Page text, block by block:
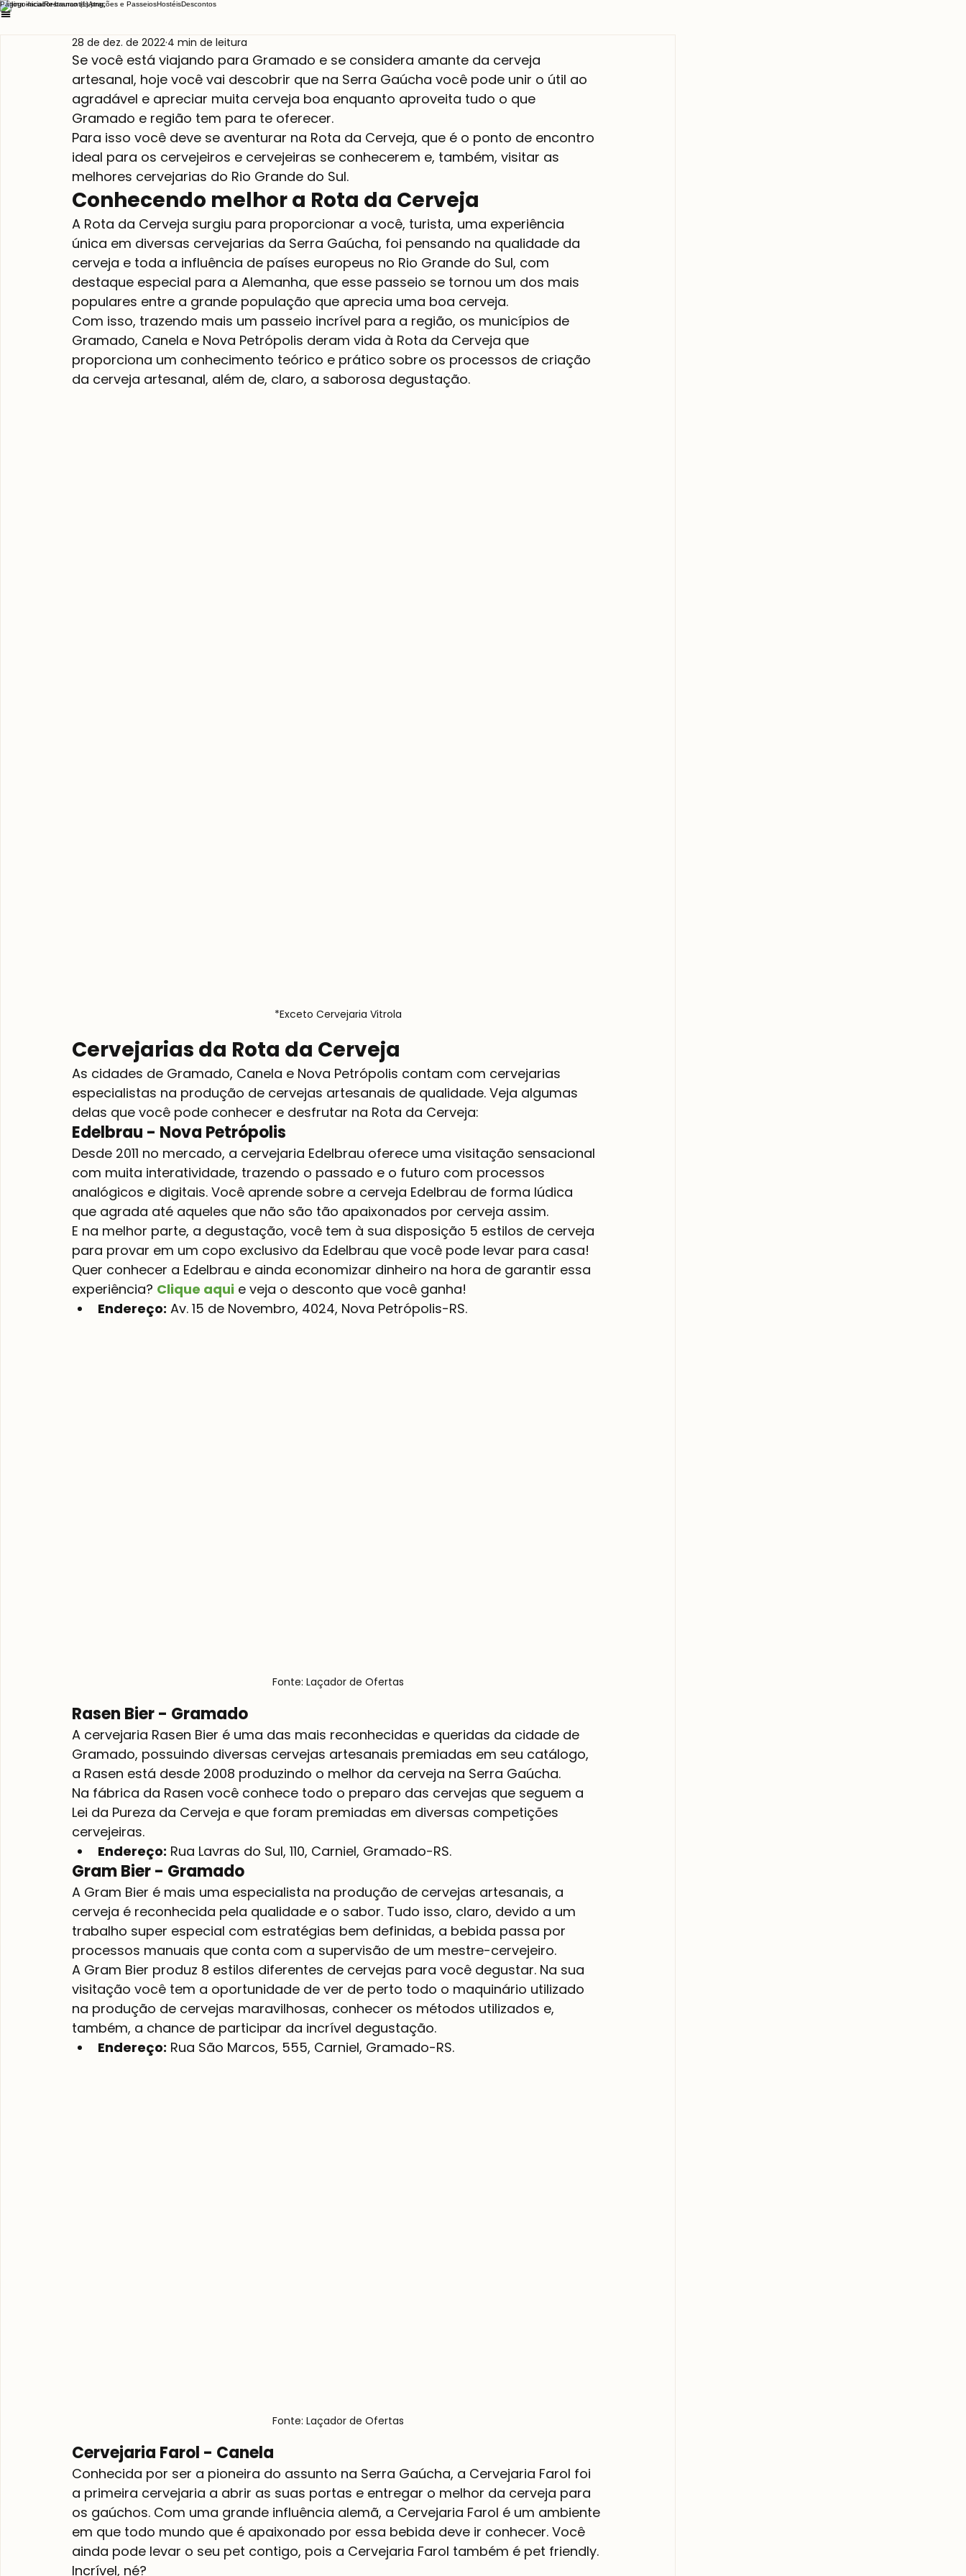
Página inicialRestaurantesAtrações e PasseiosHostéisDescontos
28 de dez. de 2022 4 min de leitura
Se você está viajando para Gramado e se considera amante da cerveja
artesanal, hoje você vai descobrir que na Serra Gaúcha você pode unir o útil ao
agradável e apreciar muita cerveja boa enquanto aproveita tudo o que
Gramado e região tem para te oferecer.
Para isso você deve se aventurar na Rota da Cerveja, que é o ponto de encontro
ideal para os cervejeiros e cervejeiras se conhecerem e, também, visitar as
melhores cervejarias do Rio Grande do Sul.
Conhecendo melhor a Rota da Cerveja
A Rota da Cerveja surgiu para proporcionar a você, turista, uma experiência
única em diversas cervejarias da Serra Gaúcha, foi pensando na qualidade da
cerveja e toda a influência de países europeus no Rio Grande do Sul, com
destaque especial para a Alemanha, que esse passeio se tornou um dos mais
populares entre a grande população que aprecia uma boa cerveja.
Com isso, trazendo mais um passeio incrível para a região, os municípios de
Gramado, Canela e Nova Petrópolis deram vida à Rota da Cerveja que
proporciona um conhecimento teórico e prático sobre os processos de criação
da cerveja artesanal, além de, claro, a saborosa degustação.
*Exceto Cervejaria Vitrola
Cervejarias da Rota da Cerveja
As cidades de Gramado, Canela e Nova Petrópolis contam com cervejarias
especialistas na produção de cervejas artesanais de qualidade. Veja algumas
delas que você pode conhecer e desfrutar na Rota da Cerveja:
Edelbrau - Nova Petrópolis
Desde 2011 no mercado, a cervejaria Edelbrau oferece uma visitação sensacional
com muita interatividade, trazendo o passado e o futuro com processos
analógicos e digitais. Você aprende sobre a cerveja Edelbrau de forma lúdica
que agrada até aqueles que não são tão apaixonados por cerveja assim.
E na melhor parte, a degustação, você tem à sua disposição 5 estilos de cerveja
para provar em um copo exclusivo da Edelbrau que você pode levar para casa!
Quer conhecer a Edelbrau e ainda economizar dinheiro na hora de garantir essa
experiência? Clique aqui e veja o desconto que você ganha!
Endereço: Av. 15 de Novembro, 4024, Nova Petrópolis-RS.
Fonte: Laçador de Ofertas
Rasen Bier - Gramado
A cervejaria Rasen Bier é uma das mais reconhecidas e queridas da cidade de
Gramado, possuindo diversas cervejas artesanais premiadas em seu catálogo,
a Rasen está desde 2008 produzindo o melhor da cerveja na Serra Gaúcha.
Na fábrica da Rasen você conhece todo o preparo das cervejas que seguem a
Lei da Pureza da Cerveja e que foram premiadas em diversas competições
cervejeiras.
Endereço: Rua Lavras do Sul, 110, Carniel, Gramado-RS.
Gram Bier - Gramado
A Gram Bier é mais uma especialista na produção de cervejas artesanais, a
cerveja é reconhecida pela qualidade e o sabor. Tudo isso, claro, devido a um
trabalho super especial com estratégias bem definidas, a bebida passa por
processos manuais que conta com a supervisão de um mestre-cervejeiro.
A Gram Bier produz 8 estilos diferentes de cervejas para você degustar. Na sua
visitação você tem a oportunidade de ver de perto todo o maquinário utilizado
na produção de cervejas maravilhosas, conhecer os métodos utilizados e,
também, a chance de participar da incrível degustação.
Endereço: Rua São Marcos, 555, Carniel, Gramado-RS.
Fonte: Laçador de Ofertas
Cervejaria Farol - Canela
Conhecida por ser a pioneira do assunto na Serra Gaúcha, a Cervejaria Farol foi
a primeira cervejaria a abrir as suas portas e entregar o melhor da cerveja para
os gaúchos. Com uma grande influência alemã, a Cervejaria Farol é um ambiente
em que todo mundo que é apaixonado por essa bebida deve ir conhecer. Você
ainda pode levar o seu pet contigo, pois a Cervejaria Farol também é pet friendly.
Incrível, né?